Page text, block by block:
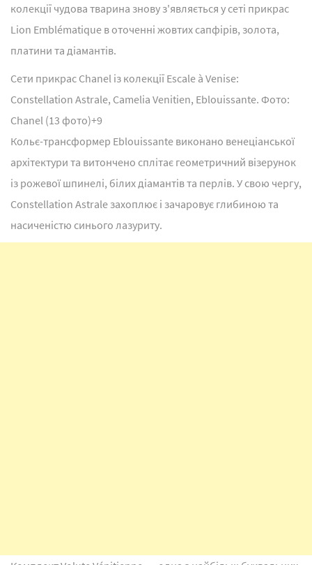
колекції чудова тварина знову з'являється у сеті прикрас
Lion Emblématique в оточенні жовтих сапфірів, золота,
платини та діамантів.
Сети прикрас Chanel із колекції Escale à Venise:
Constellation Astrale, Camelia Venitien, Eblouissante. Фото:
Chanel (13 фото)+9
Кольє-трансформер Eblouissante виконано венеціанської
архітектури та витончено сплітає геометричний візерунок
із рожевої шпинелі, білих діамантів та перлів. У свою чергу,
Constellation Astrale захоплює і зачаровує глибиною та
насиченістю синього лазуриту.